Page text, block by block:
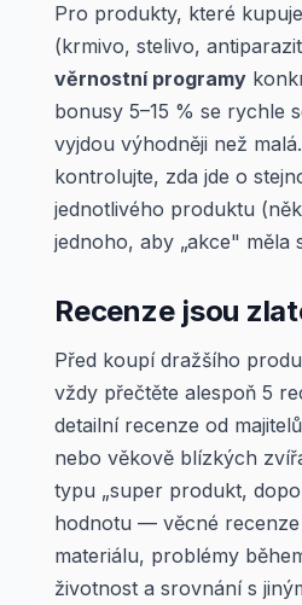
Pro produkty, které
(krmivo, stelivo,
věrnostní programy
bonusy 5–15 % se rychle
vyjdou výhodněji než
kontrolujte, zda jde o
jednotlivého produktu
jednoho, aby „akce" měla
Recenze jsou
Před koupí dražšího
vždy přečtěte alespoň 5
detailní recenze od
nebo věkově blízkých
typu „super produkt,
hodnotu — věcné
materiálu, problémy
životnost a srovnání s